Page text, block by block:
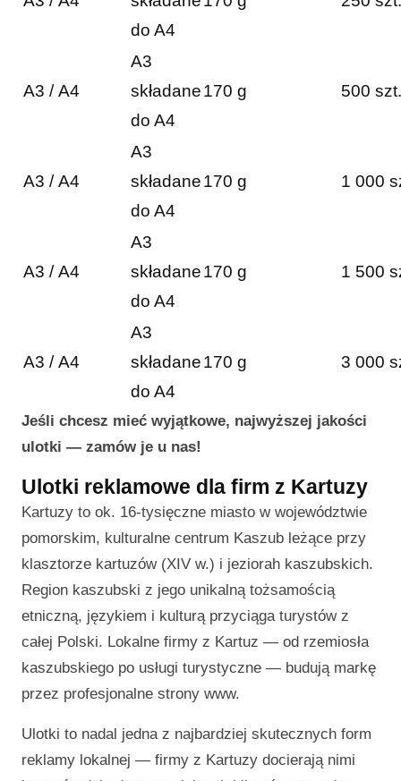
do A4
A3 / A4
A3
składane
do A4
170 g 500 szt.
A3 / A4
A3
składane
do A4
170 g 1 000
A3 / A4
A3
składane
do A4
170 g 1 500
A3 / A4
A3
składane
do A4
170 g 3 000
Jeśli chcesz mieć wyjątkowe, najwyższej jakości
ulotki — zamów je u nas!
Ulotki reklamowe dla firm z Kartuzy
Kartuzy to ok. 16-tysięczne miasto w województwie
pomorskim, kulturalne centrum Kaszub leżące przy
klasztorze kartuzów (XIV w.) i jeziorah kaszubskich.
Region kaszubski z jego unikalną tożsamością
etniczną, językiem i kulturą przyciąga turystów z
całej Polski. Lokalne firmy z Kartuz — od rzemiosła
kaszubskiego po usługi turystyczne — budują markę
przez profesjonalne strony www.
Ulotki to nadal jedna z najbardziej skutecznych form
reklamy lokalnej — firmy z Kartuzy docierają nimi